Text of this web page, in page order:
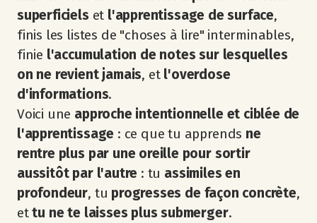
superficiels et l'apprentissage de surface,
finis les listes de "choses à lire" interminables,
finie l'accumulation de notes sur lesquelles
on ne revient jamais, et l'overdose
d'informations.
Voici une approche intentionnelle et ciblée de
l'apprentissage : ce que tu apprends ne
rentre plus par une oreille pour sortir
aussitôt par l'autre : tu assimiles en
profondeur, tu progresses de façon concrète,
ettu ne te laisses plus submerger.